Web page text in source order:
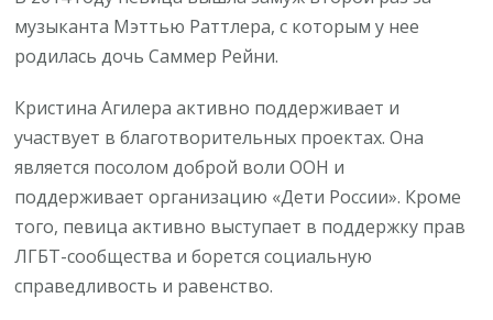
музыканта Мэттью Раттлера, с которым у нее
родилась дочь Саммер Рейни.
Кристина Агилера активно поддерживает и
участвует в благотворительных проектах. Она
является посолом доброй воли ООН и
поддерживает организацию «Дети России». Кроме
того, певица активно выступает в поддержку прав
ЛГБТ-сообщества и борется социальную
справедливость и равенство.